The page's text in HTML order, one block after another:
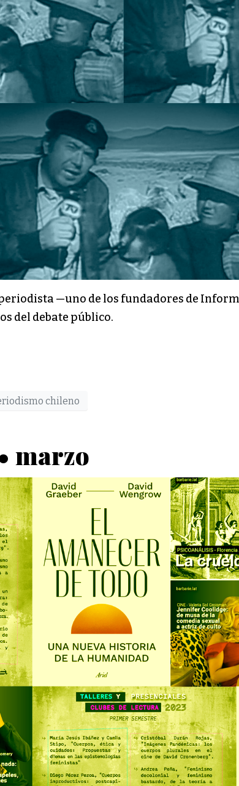
—uno de los fundadores de
del debate público.
chileno
marzo